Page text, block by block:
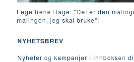
Lege Irene Hage: "Det er den
malingen, jeg skal bruke"!
NYHETSBREV
Nyheter og kampanjer i innboksen